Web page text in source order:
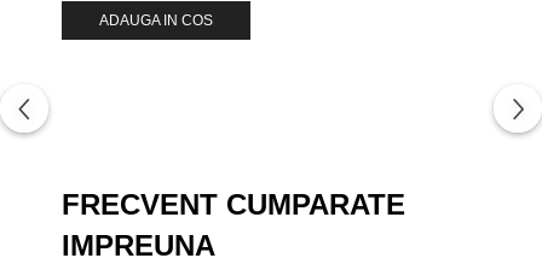
ADAUGA IN COS
FRECVENT CUMPARATE
IMPREUNA